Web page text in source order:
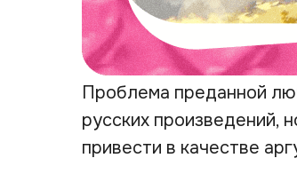
Проблема преданной
русских произведений,
привести в качестве